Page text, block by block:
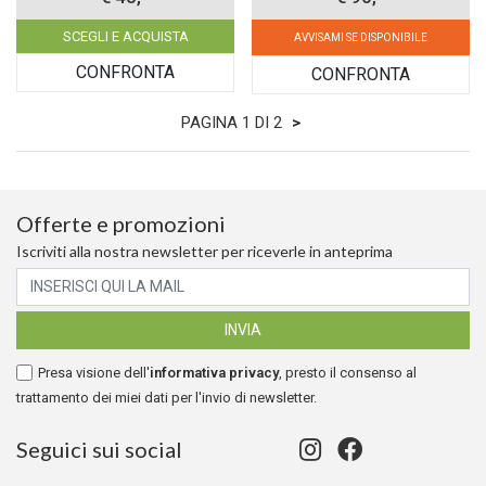
SCEGLI E ACQUISTA
CONFRONTA
AVVISAMI SE DISPONIBILE
CONFRONTA
PAGINA 1 DI 2 >
Offerte e promozioni
Iscriviti alla nostra newsletter per riceverle in anteprima
Presa visione dell'informativa privacy, presto il consenso al
trattamento dei miei dati per l'invio di newsletter.
Seguici sui social